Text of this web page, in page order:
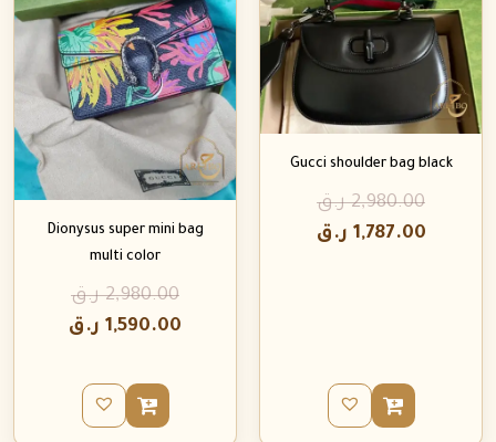
Gucci shoulder bag black
2,980.00 ر.ق
1,787.00 ر.ق
Dionysus super mini bag
multi color
2,980.00 ر.ق
1,590.00 ر.ق